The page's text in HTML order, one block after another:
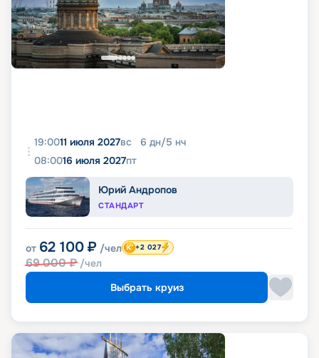
19:0011 июля 2027вс 6 дн/5 нч
08:0016 июля 2027пт
Юрий Андропов
СТАНДАРТ
от 62 100 ₽ /чел
69 000₽ /чел
+2 027
Выбрать круиз